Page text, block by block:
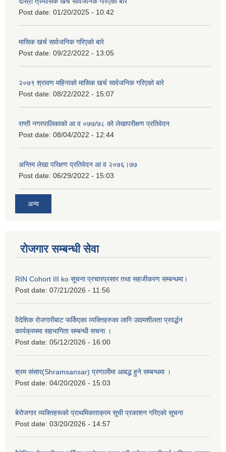
Post date: 01/20/2025 - 10:42
मासिक खर्च सार्वजनिक गरिएको बारे
Post date: 09/22/2022 - 13:05
२०७९ श्रावण महिनाको मासिक खर्च सार्वजनिक गरिएको बारे
Post date: 08/22/2022 - 15:07
राप्ती नगरपालिकाको आ व ०७७/७८ को लेखापरीक्षण प्रतिवेदन
Post date: 08/04/2022 - 12:44
अन्तिम लेखा परिक्षण प्रतिवेदन आ व २०७६।७७
Post date: 06/29/2022 - 15:03
अन्य
रोजगार सम्बन्धी सेवा
RIN Cohort III ko सूचना प्रचारप्रसार तथा सहजीकरण सम्बन्धमा।
Post date: 07/21/2026 - 11:56
वैदेशिक रोजगारीबाट फर्किएका व्यक्तिहरुका लागि उद्यमशीलता प्रवर्द्धन
कार्यक्रममा सहभागिता सम्बन्धी सचना ।
Post date: 05/12/2026 - 16:00
श्रम संसार(Shramsansar) प्रणालीमा आबद्ध हुने सम्बन्धमा ।
Post date: 04/20/2026 - 15:03
बेरोजगार व्यक्तिहरूको प्राथमिकताक्रम सूची प्रकाशन गरिएको सूचना
Post date: 03/20/2026 - 14:57